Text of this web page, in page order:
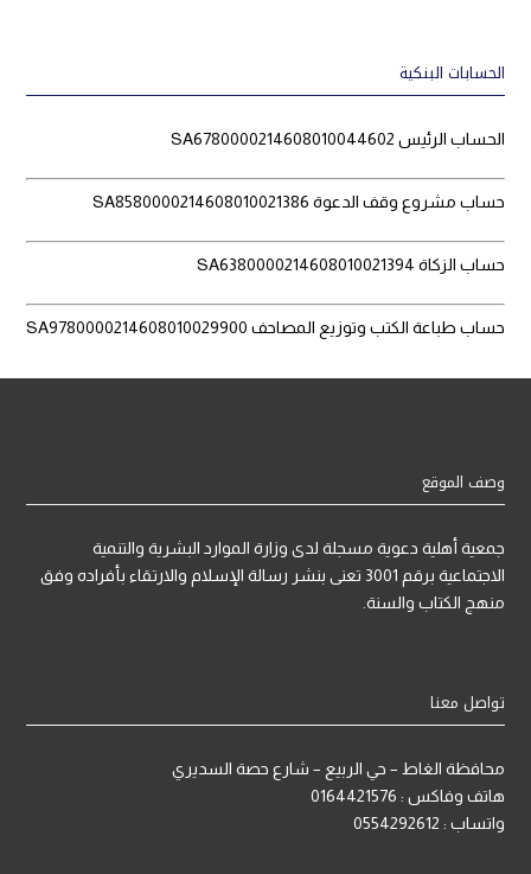
الحسابات البنكية
الحساب الرئيس SA6780000214608010044602
حساب مشروع وقف الدعوة SA8580000214608010021386
حساب الزكاة SA6380000214608010021394
حساب طباعة الكتب وتوزيع المصاحف SA9780000214608010029900
وصف الموقع
جمعية أهلية دعوية مسجلة لدى وزارة الموارد البشرية والتنمية
الاجتماعية برقم 3001 تعنى بنشر رسالة الإسلام والارتقاء بأفراده وفق
منهج الكتاب والسنة.
تواصل معنا
محافظة الغاط – حي الربيع – شارع حصة السديري
هاتف وفاكس : 0164421576
واتساب : 0554292612